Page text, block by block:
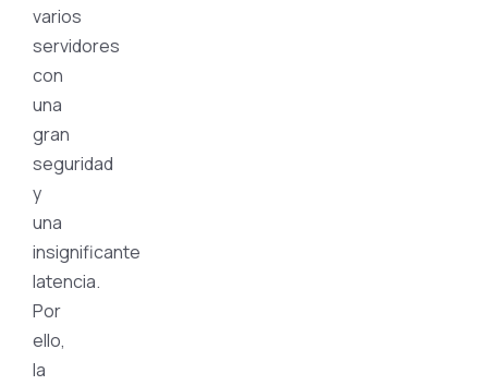
varios
servidores
con
una
gran
seguridad
y
una
insignificante
latencia.
Por
ello,
la